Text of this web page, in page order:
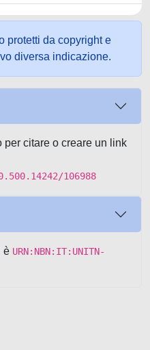
protetti da copyright e
diversa indicazione.
citare o creare un link
106988
è URN:NBN:IT:UNITN-